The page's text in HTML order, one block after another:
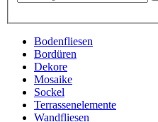
Bodenfliesen
Bordüren
Dekore
Mosaike
Sockel
Terrassenelemente
Wandfliesen